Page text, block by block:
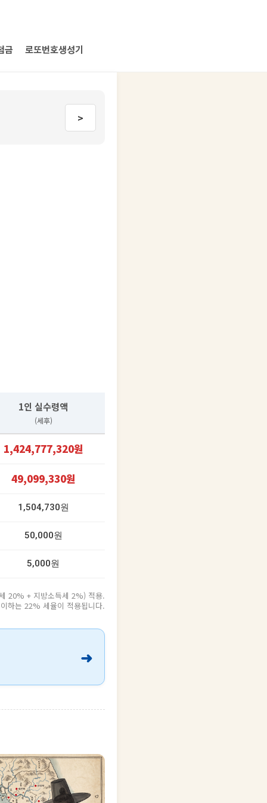
금 로또번호생성기
>
1인 실수령액
(세후)
1,424,777,320원
49,099,330원
1,504,730원
50,000원
5,000원
20% + 지방소득세 2%) 적용.
하는 22% 세율이 적용됩니다.
➜